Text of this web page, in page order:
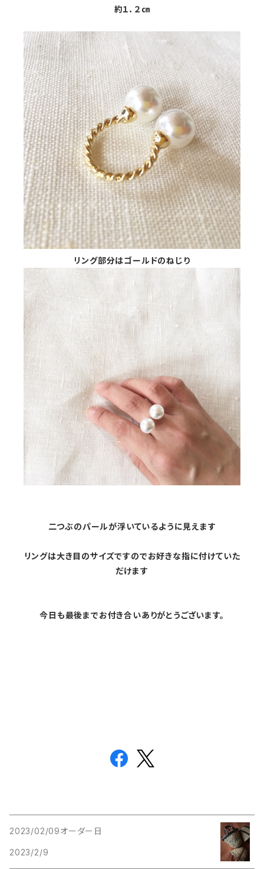
約１．２㎝
リング部分はゴールドのねじり
二つぶのパールが浮いているように見えます
リングは大き目のサイズですのでお好きな指に付けていた
だけます
今日も最後までお付き合いありがとうございます。
2023/02/09オーダー日
2023/2/9